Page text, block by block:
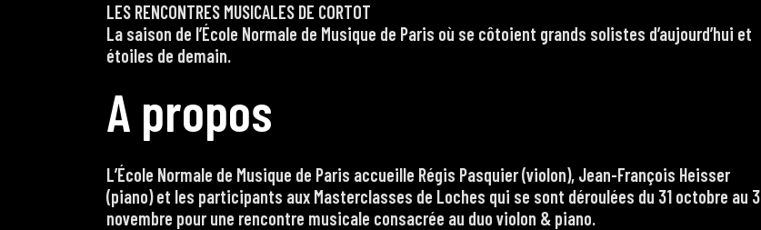
LES RENCONTRES MUSICALES DE CORTOT
La saison de l’École Normale de Musique de Paris où se côtoient grands solistes d’aujourd’hui et
étoiles de demain.
A propos
L’École Normale de Musique de Paris accueille Régis Pasquier (violon), Jean-François Heisser
(piano) et les participants aux Masterclasses de Loches qui se sont déroulées du 31 octobre au 3
novembre pour une rencontre musicale consacrée au duo violon & piano.